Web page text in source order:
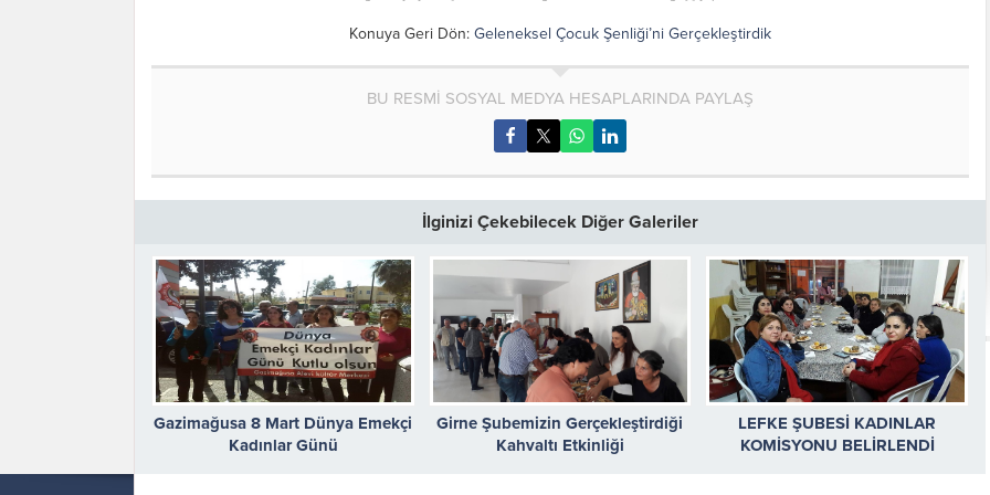
Konuya Geri Dön: Geleneksel Çocuk Şenliği’ni Gerçekleştirdik
BU RESMİ SOSYAL MEDYA HESAPLARINDA PAYLAŞ
İlginizi Çekebilecek Diğer Galeriler
Gazimağusa 8 Mart Dünya Emekçi
Kadınlar Günü
Girne Şubemizin Gerçekleştirdiği
Kahvaltı Etkinliği
LEFKE ŞUBESİ KADINLAR
KOMİSYONU BELİRLENDİ